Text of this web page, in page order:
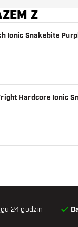
Z
Ionic Snakebite
Hardcore Ionic
24 godzin